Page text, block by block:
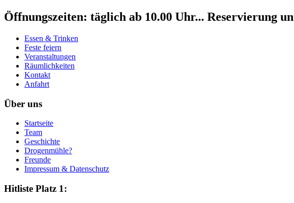
Öffnungszeiten: täglich ab 10.00 Uhr... Reservierung
Essen & Trinken
Feste feiern
Veranstaltungen
Räumlichkeiten
Kontakt
Anfahrt
Über uns
Startseite
Team
Geschichte
Drogenmühle?
Freunde
Impressum & Datenschutz
Hitliste Platz 1: